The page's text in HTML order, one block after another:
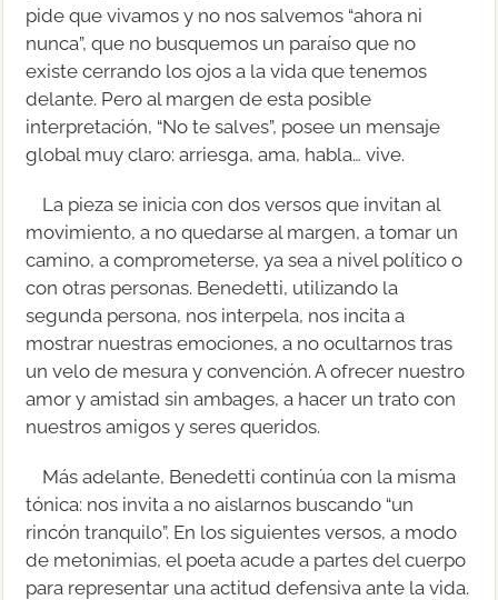
pide que vivamos y no nos salvemos “ahora ni
nunca”, que no busquemos un paraíso que no
existe cerrando los ojos a la vida que tenemos
delante. Pero al margen de esta posible
interpretación, “No te salves”, posee un mensaje
global muy claro: arriesga, ama, habla… vive.
La pieza se inicia con dos versos que invitan al
movimiento, a no quedarse al margen, a tomar un
camino, a comprometerse, ya sea a nivel político o
con otras personas. Benedetti, utilizando la
segunda persona, nos interpela, nos incita a
mostrar nuestras emociones, a no ocultarnos tras
un velo de mesura y convención. A ofrecer nuestro
amor y amistad sin ambages, a hacer un trato con
nuestros amigos y seres queridos.
Más adelante, Benedetti continúa con la misma
tónica: nos invita a no aislarnos buscando “un
rincón tranquilo”. En los siguientes versos, a modo
de metonimias, el poeta acude a partes del cuerpo
para representar una actitud defensiva ante la vida.